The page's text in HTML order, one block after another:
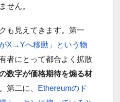
せん。
も見えてきます。第一
がX→Yへ移動」という物
者にとって都合よく拡散
数字が価格期待を煽る材
。第二に、
Ethereumのド